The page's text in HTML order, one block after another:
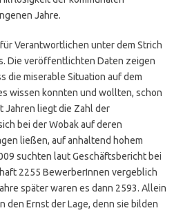
Jahre.
Verantwortlichen unter dem Strich
Die veröffentlichten Daten zeigen
die miserable Situation auf dem
wissen konnten und wollten, schon
Jahren liegt die Zahl der
bei der Wobak auf deren
ließen, auf anhaltend hohem
suchten laut Geschäftsbericht bei
2255 BewerberInnen vergeblich
später waren es dann 2593. Allein
den Ernst der Lage, denn sie bilden